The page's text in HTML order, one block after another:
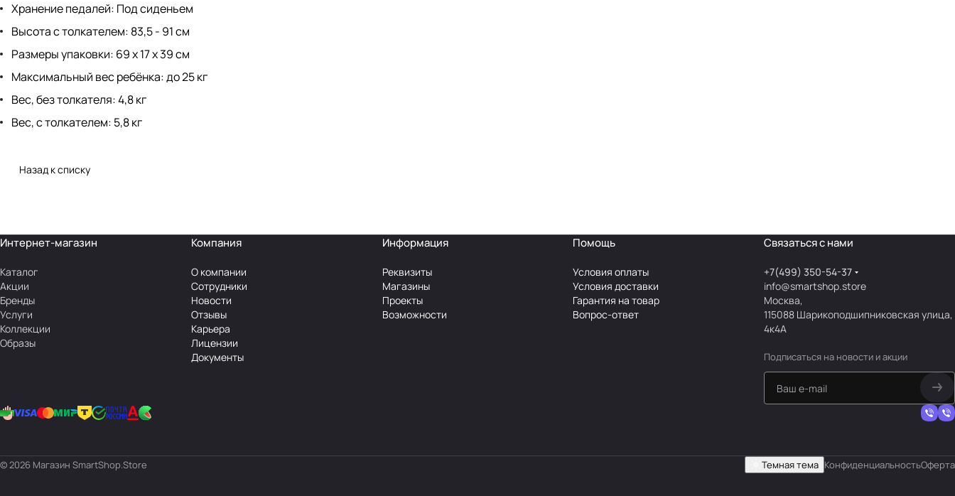
Хранение педалей: Под сиденьем
Высота с толкателем: 83,5 - 91 см
Размеры упаковки: 69 х 17 х 39 см
Максимальный вес ребёнка: до 25 кг
Вес, без толкателя: 4,8 кг
Вес, с толкателем: 5,8 кг
Назад к списку
Интернет-магазин
Каталог
Акции
Бренды
Услуги
Коллекции
Образы
Компания
О компании
Сотрудники
Новости
Отзывы
Карьера
Лицензии
Документы
Информация
Реквизиты
Магазины
Проекты
Возможности
Помощь
Условия оплаты
Условия доставки
Гарантия на товар
Вопрос-ответ
Связаться с нами
+7(499) 350-54-37
info@smartshop.store
Москва,
115088 Шарикоподшипниковская улица,
4к4А
Подписаться на новости и акции
© 2026 Магазин SmartShop.Store Темная тема КонфиденциальностьОферта